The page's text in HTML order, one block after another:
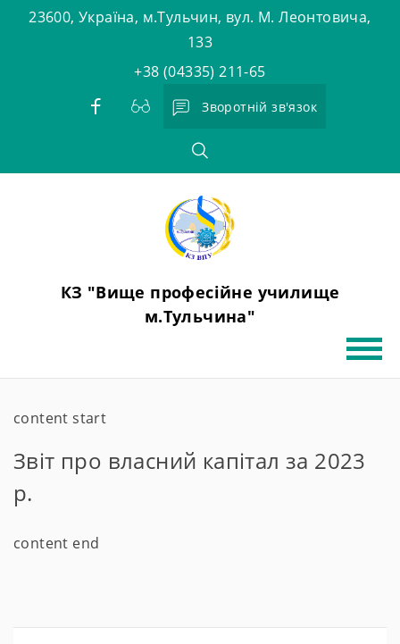
23600, Україна, м.Тульчин, вул. М. Леонтовича,
133
+38 (04335) 211-65
Зворотній зв'язок
КЗ "Вище професійне училище
м.Тульчина"
content start
Звіт про власний капітал за 2023
р.
content end